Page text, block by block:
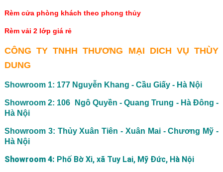
Rèm cửa phòng khách theo phong thủy
Rèm vải 2 lớp giá rẻ
CÔNG TY TNHH THƯƠNG MẠI DICH VỤ THÙY
DUNG
Showroom 1: 177 Nguyễn Khang - Cầu Giấy - Hà Nội
Showroom 2: 106 Ngô Quyền - Quang Trung - Hà Đông -
Hà Nội
Showroom 3: Thủy Xuân Tiên - Xuân Mai - Chương Mỹ -
Hà Nội
Showroom 4: Phố Bờ Xi, xã Tuy Lai, Mỹ Đức, Hà Nội